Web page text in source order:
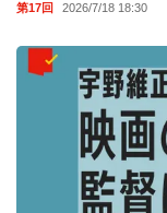
第17回 2026/7/18 18:30